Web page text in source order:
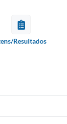
Resultados